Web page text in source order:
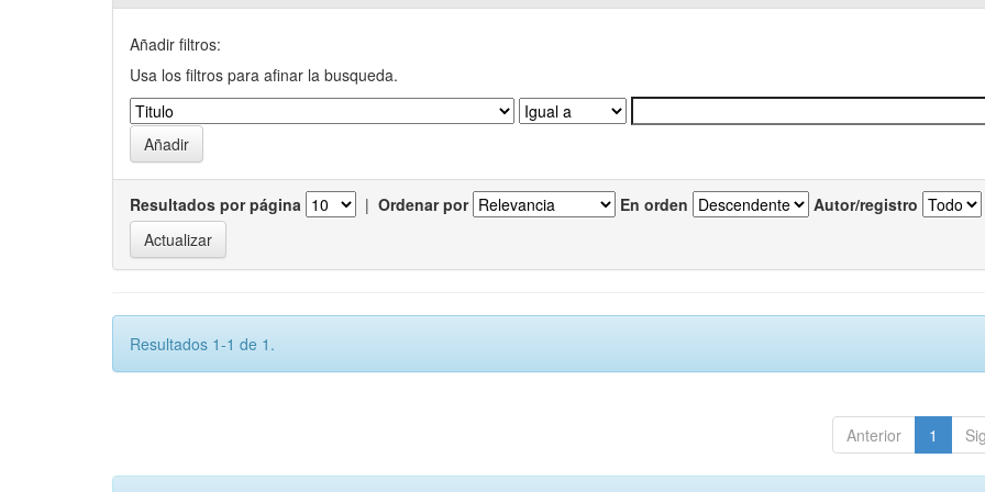
Añadir filtros:
Usa los filtros para afinar la busqueda.
Resultados por página | Ordenar por En orden Autor/registro
Resultados 1-1 de 1.
Anterior 1